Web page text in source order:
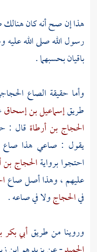
هذا إن صح أنه كان
رسول الله صلى الله عليه
باقيان بحسبهما .
وأما حقيقة الصاع
طريقإسماعيل بن إسحاق
الحجاج بن أرطاة قال :
يقول : صاعي هذا صاع
احتجوا بروايةالحجاج بن
عليهم ، وهذا أصل صاع
فيالحجاجولا في صاعه .
وروينا من طريقأبي